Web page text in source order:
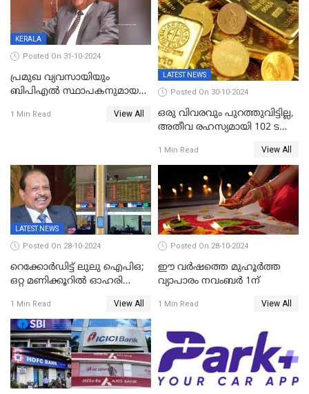
KERALA
Posted On 31-10-2024
പ്രമുഖ വ്യവസായിയും
ബിപിഎല്‍ സ്ഥാപകനുമായ
1 Min Read View All
LATEST NEWS
Posted On 30-10-2024
ഒരു വിവരവും പുറത്തുവിട്ടില്ല,
അതീവ രഹസ്യമായി 102 ടൺ
ഇന്ത്യയിലേക്കെത്തിച്ചു
1 Min Read View All
LATEST NEWS
Posted On 28-10-2024
റെക്കോർഡിട്ട് ലുലു ഐപിഒ;
ഒറ്റ മണിക്കൂറിൽ ഓഹരി
നിന്നും വാങ്ങാം, ഓഹരിക്ക്
വില 2.04 ദിർഹം വരെ
1 Min Read View All
Posted On 28-10-2024
ഈ വർഷത്തെ മുഹൂർത്ത
വ്യാപാരം നവംബർ 1ന്
1 Min Read View All